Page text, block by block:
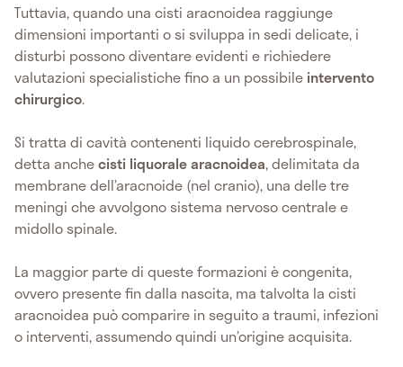
Tuttavia, quando una cisti aracnoidea raggiunge
dimensioni importanti o si sviluppa in sedi delicate, i
disturbi possono diventare evidenti e richiedere
valutazioni specialistiche fino a un possibile intervento
chirurgico.
Si tratta di cavità contenenti liquido cerebrospinale,
detta anchecisti liquorale aracnoidea, delimitata da
membrane dell’aracnoide (nel cranio), una delle tre
meningi che avvolgono sistema nervoso centrale e
midollo spinale.
La maggior parte di queste formazioni è congenita,
ovvero presente fin dalla nascita, ma talvolta la cisti
aracnoidea può comparire in seguito a traumi, infezioni
o interventi, assumendo quindi un’origine acquisita.